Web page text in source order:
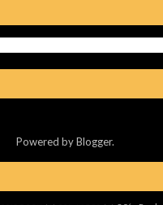
Powered byBlogger.